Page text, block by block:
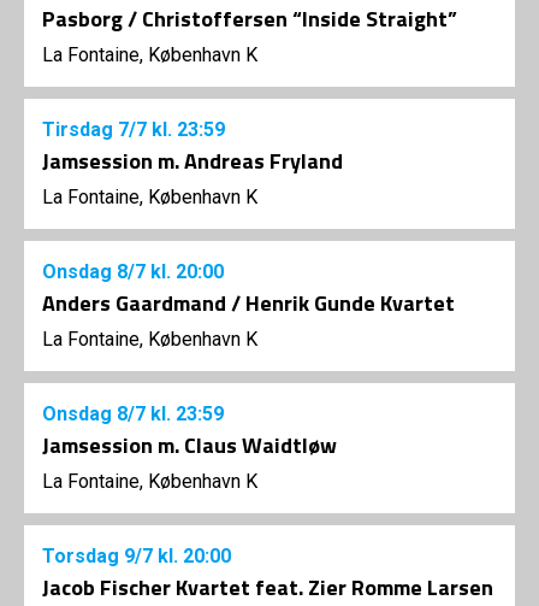
Pasborg / Christoffersen “Inside Straight”
La Fontaine, København K
Tirsdag 7/7 kl. 23:59
Jamsession m. Andreas Fryland
La Fontaine, København K
Onsdag 8/7 kl. 20:00
Anders Gaardmand / Henrik Gunde Kvartet
La Fontaine, København K
Onsdag 8/7 kl. 23:59
Jamsession m. Claus Waidtløw
La Fontaine, København K
Torsdag 9/7 kl. 20:00
Jacob Fischer Kvartet feat. Zier Romme Larsen